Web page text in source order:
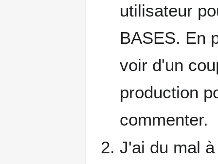
utilisateur
BASES. En
voir d'un
production
commenter.
J'ai du mal